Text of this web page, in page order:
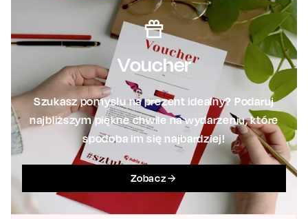
Voucher
Szukasz pomysłu na prezent idealny? Podaruj
najbliższym piękne chwile na wydarzeniu, które
spodoba im się najbardziej!
Zobacz